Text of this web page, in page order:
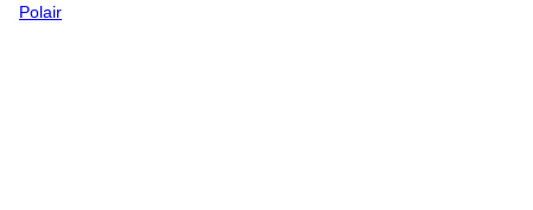
Polair